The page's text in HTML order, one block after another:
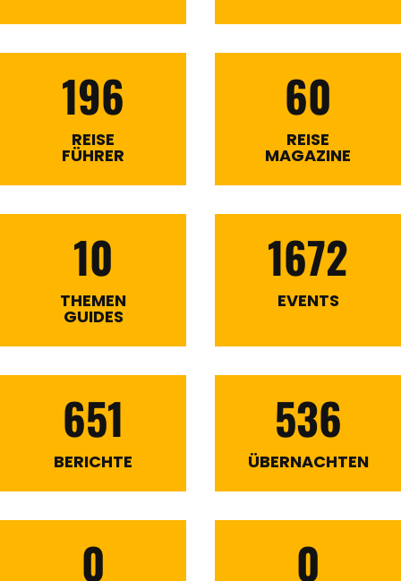
196
REISE
FÜHRER
60
REISE
MAGAZINE
10
THEMEN
GUIDES
1672
EVENTS
651
BERICHTE
536
ÜBERNACHTEN
0 0